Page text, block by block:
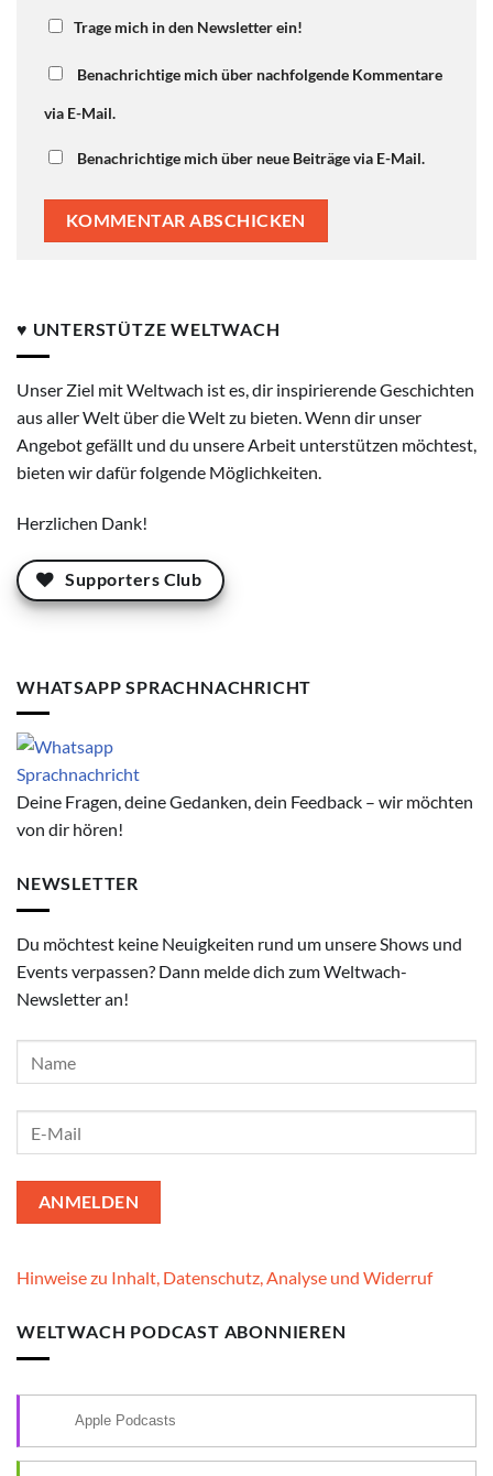
Trage mich in den Newsletter ein!
Benachrichtige mich über nachfolgende Kommentare
via E-Mail.
Benachrichtige mich über neue Beiträge via E-Mail.
♥ UNTERSTÜTZE WELTWACH
Unser Ziel mit Weltwach ist es, dir inspirierende Geschichten
aus aller Welt über die Welt zu bieten. Wenn dir unser
Angebot gefällt und du unsere Arbeit unterstützen möchtest,
bieten wir dafür folgende Möglichkeiten.
Herzlichen Dank!
Supporters Club
WHATSAPP SPRACHNACHRICHT
Deine Fragen, deine Gedanken, dein Feedback – wir möchten
von dir hören!
NEWSLETTER
Du möchtest keine Neuigkeiten rund um unsere Shows und
Events verpassen? Dann melde dich zum Weltwach-
Newsletter an!
Hinweise zu Inhalt, Datenschutz, Analyse und Widerruf
WELTWACH PODCAST ABONNIEREN
Apple Podcasts